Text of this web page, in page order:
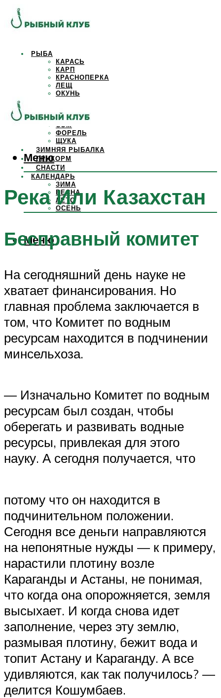
РЫБА
КАРАСЬ
КАРП
КРАСНОПЕРКА
ЛЕЩ
ОКУНЬ
САЗАН
СОМ
ФОРЕЛЬ
ЩУКА
ЗИМНЯЯ РЫБАЛКА
ПРИКОРМ
СНАСТИ
КАЛЕНДАРЬ
ЗИМА
ВЕСНА
ЛЕТО
ОСЕНЬ
Меню
Меню
Река Или Казахстан
Бесправный комитет
На сегодняшний день науке не
хватает финансирования. Но
главная проблема заключается в
том, что Комитет по водным
ресурсам находится в подчинении
минсельхоза.
— Изначально Комитет по водным
ресурсам был создан, чтобы
оберегать и развивать водные
ресурсы, привлекая для этого
науку. А сегодня получается, что
потому что он находится в
подчинительном положении.
Сегодня все деньги направляются
на непонятные нужды — к примеру,
нарастили плотину возле
Караганды и Астаны, не понимая,
что когда она опорожняется, земля
высыхает. И когда снова идет
заполнение, через эту землю,
размывая плотину, бежит вода и
топит Астану и Караганду. А все
удивляются, как так получилось? —
делится Кошумбаев.